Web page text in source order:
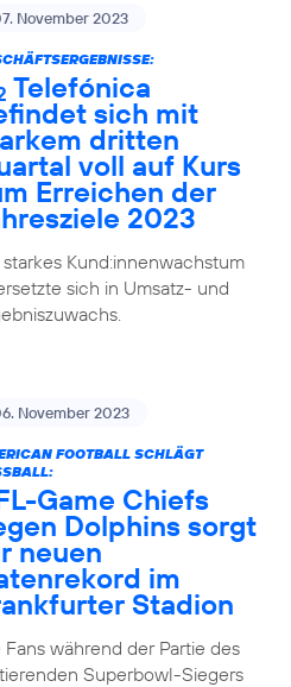
November 2023
Telefónica
sich mit
dritten
voll auf Kurs
Erreichen der
2023
starkes Kund:innenwachstum
sich in Umsatz- und
November 2023
FOOTBALL SCHLÄGT
Game Chiefs
Dolphins sorgt
neuen
im
Stadion
Fans während der Partie des
Superbowl-Siegers